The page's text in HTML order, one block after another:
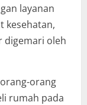
layanan
kesehatan,
digemari oleh
orang
rumah pada